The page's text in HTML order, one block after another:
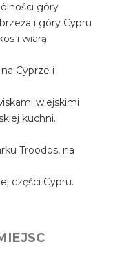
góry
i góry Cypru
i wiarą
Cyprze i
wiejskimi
kuchni.
Troodos, na
części Cypru.